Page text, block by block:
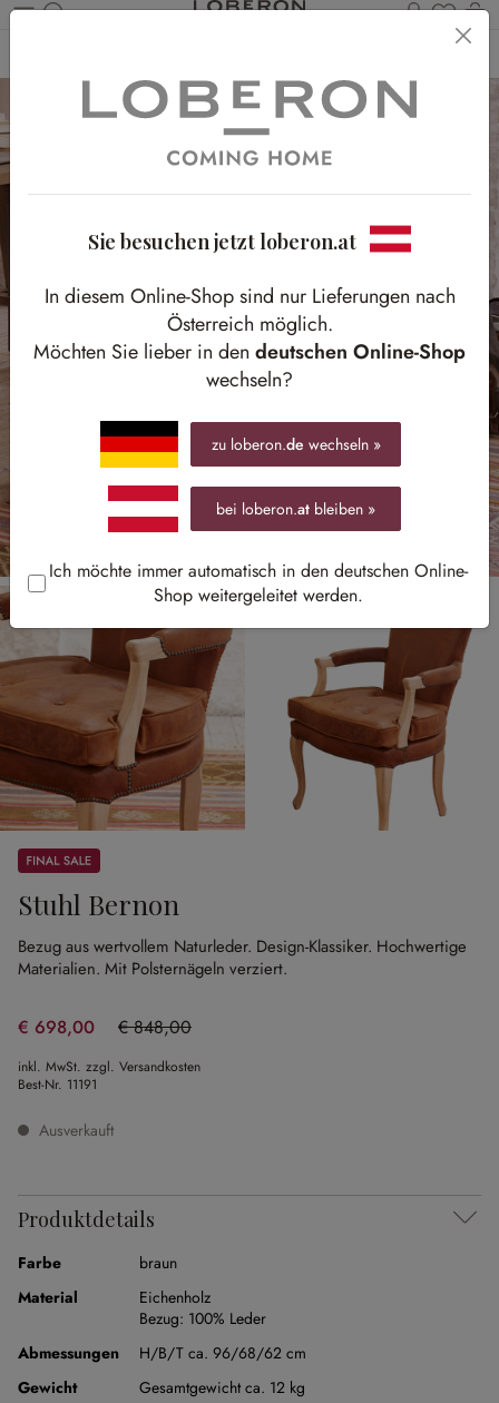
Du
Sale
Stuhl Bernon
Bezug aus wertvollem Naturleder. Design-Klassiker. Hochwertige
Materialien. Mit Polsternägeln verziert.
€ 698,00 € 848,00
(17.69% gespart)
inkl. MwSt. zzgl. Versandkosten
Best-Nr. 11191
Ausverkauft
Produktdetails
Farbe
braun
Material
Eichenholz
Bezug: 100% Leder
Abmessungen
H/B/T ca. 96/68/62 cm
Gewicht
Gesamtgewicht ca. 12 kg
Sie besuchen jetzt loberon.at
In diesem Online-Shop sind nur Lieferungen nach
Österreich möglich.
Möchten Sie lieber in den deutschen Online-Shop
wechseln?
zu loberon.de wechseln »
bei loberon.at bleiben »
Ich möchte immer automatisch in den deutschen Online-
Shop weitergeleitet werden.